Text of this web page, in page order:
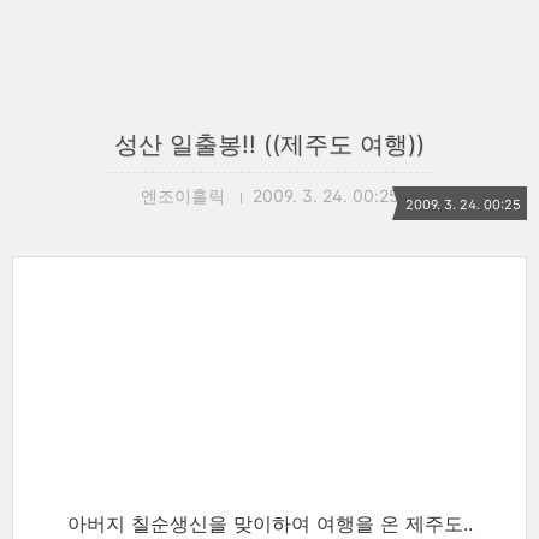
성산 일출봉!! ((제주도 여행))
엔조이홀릭 2009. 3. 24. 00:25 2009. 3. 24. 00:25
아버지 칠순생신을 맞이하여 여행을 온 제주도..